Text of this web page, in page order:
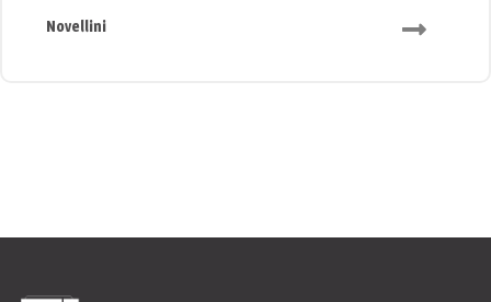
Novellini